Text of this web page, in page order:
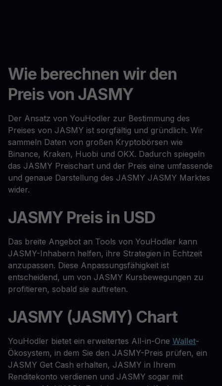
Wie berechnen wir den
Preis von JASMY
Der Ansatz von YouHodler zur Bestimmung des
Preises von JASMY ist sorgfältig und gründlich. Wir
sammeln Daten von großen Kryptobörsen wie
Binance, Kraken, Huobi und OKX. Dadurch spiegeln
das JASMY Preischart und der Preis eine umfassende
und genaue Darstellung des JASMY JASMY Marktes
wider.
JASMY Preis in USD
Das breite Angebot an Tools von YouHodler kann
JASMY-Inhabern helfen, ihre Strategien in Echtzeit
anzupassen. Diese Anpassungsfähigkeit ist
entscheidend, um von JASMY Kursbewegungen zu
profitieren, sobald sie auftreten.
JASMY (JASMY) Chart
YouHodler bietet ein erweitertes All-in-One Wallet-
Ökosystem, in dem Sie den JASMY-Preis prüfen, ein
JASMY Get Cash erhalten, JASMY in Ihrem
Renditekonto verdienen und JASMY sogar mit